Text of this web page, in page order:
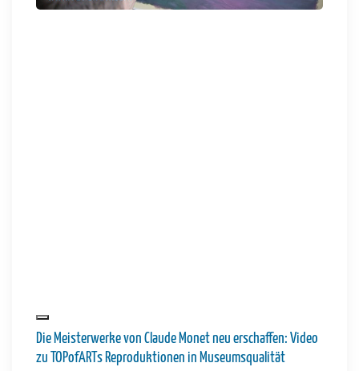
Die Meisterwerke von Claude Monet neu erschaffen: Video
zu TOPofARTs Reproduktionen in Museumsqualität